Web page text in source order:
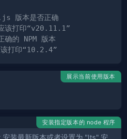
版本是否正确
该打印“v20.11.1”
确的 NPM 版本
打印“10.2.4”
展示当前使用版本
安装指定版本的 node 程序